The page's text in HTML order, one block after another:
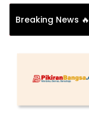
Breaking News 🔥